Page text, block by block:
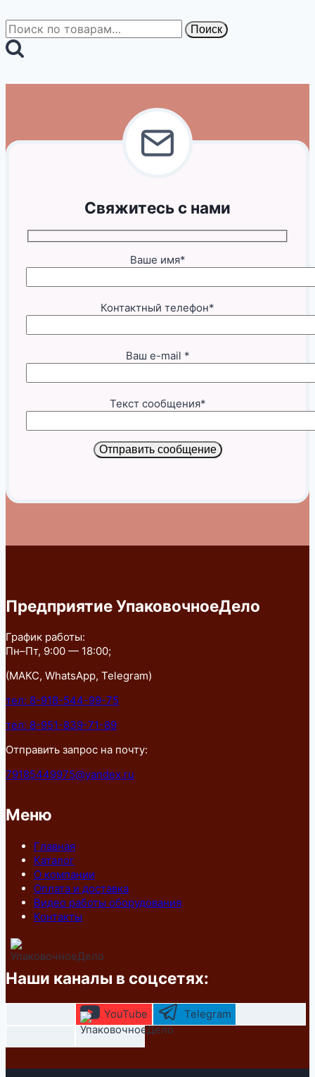
Искать: Поиск
Свяжитесь с нами
Ваше имя*
Контактный телефон*
Ваш e-mail *
Текст сообщения*
Отправить сообщение
Предприятие УпаковочноеДело
График работы:
Пн–Пт, 9:00 — 18:00;
(МАКС, WhatsApp, Telegram)
тел: 8-918-544-99-75
тел: 8-951-839-71-89
Отправить запрос на почту:
79185449975@yandex.ru
Меню
Главная
Каталог
О компании
Оплата и доставка
Видео работы оборудования
Контакты
Наши каналы в соцсетях:
YouTube Telegram